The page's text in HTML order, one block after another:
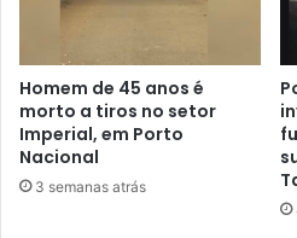
Homem de 45 anos é
morto a tiros no setor
Imperial, em Porto
Nacional
3 semanas atrás